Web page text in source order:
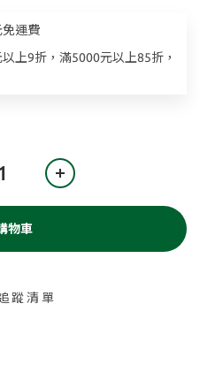
運費
上9折，滿5000元以上85折，
物車
蹤清單